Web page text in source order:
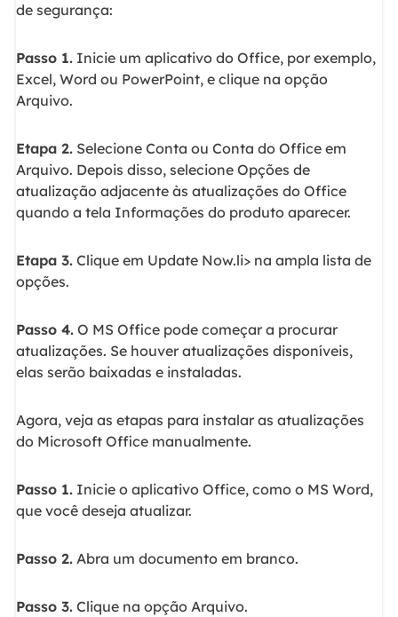
de segurança:
Passo 1.Inicie um aplicativo do Office, por exemplo,
Excel, Word ou PowerPoint, e clique na opção
Arquivo.
Etapa 2.Selecione Conta ou Conta do Office em
Arquivo. Depois disso, selecione Opções de
atualização adjacente às atualizações do Office
quando a tela Informações do produto aparecer.
Etapa 3.Clique em Update Now.li> na ampla lista de
opções.
Passo 4.O MS Office pode começar a procurar
atualizações. Se houver atualizações disponíveis,
elas serão baixadas e instaladas.
Agora, veja as etapas para instalar as atualizações
do Microsoft Office manualmente.
Passo 1.Inicie o aplicativo Office, como o MS Word,
que você deseja atualizar.
Passo 2.Abra um documento em branco.
Passo 3.Clique na opção Arquivo.